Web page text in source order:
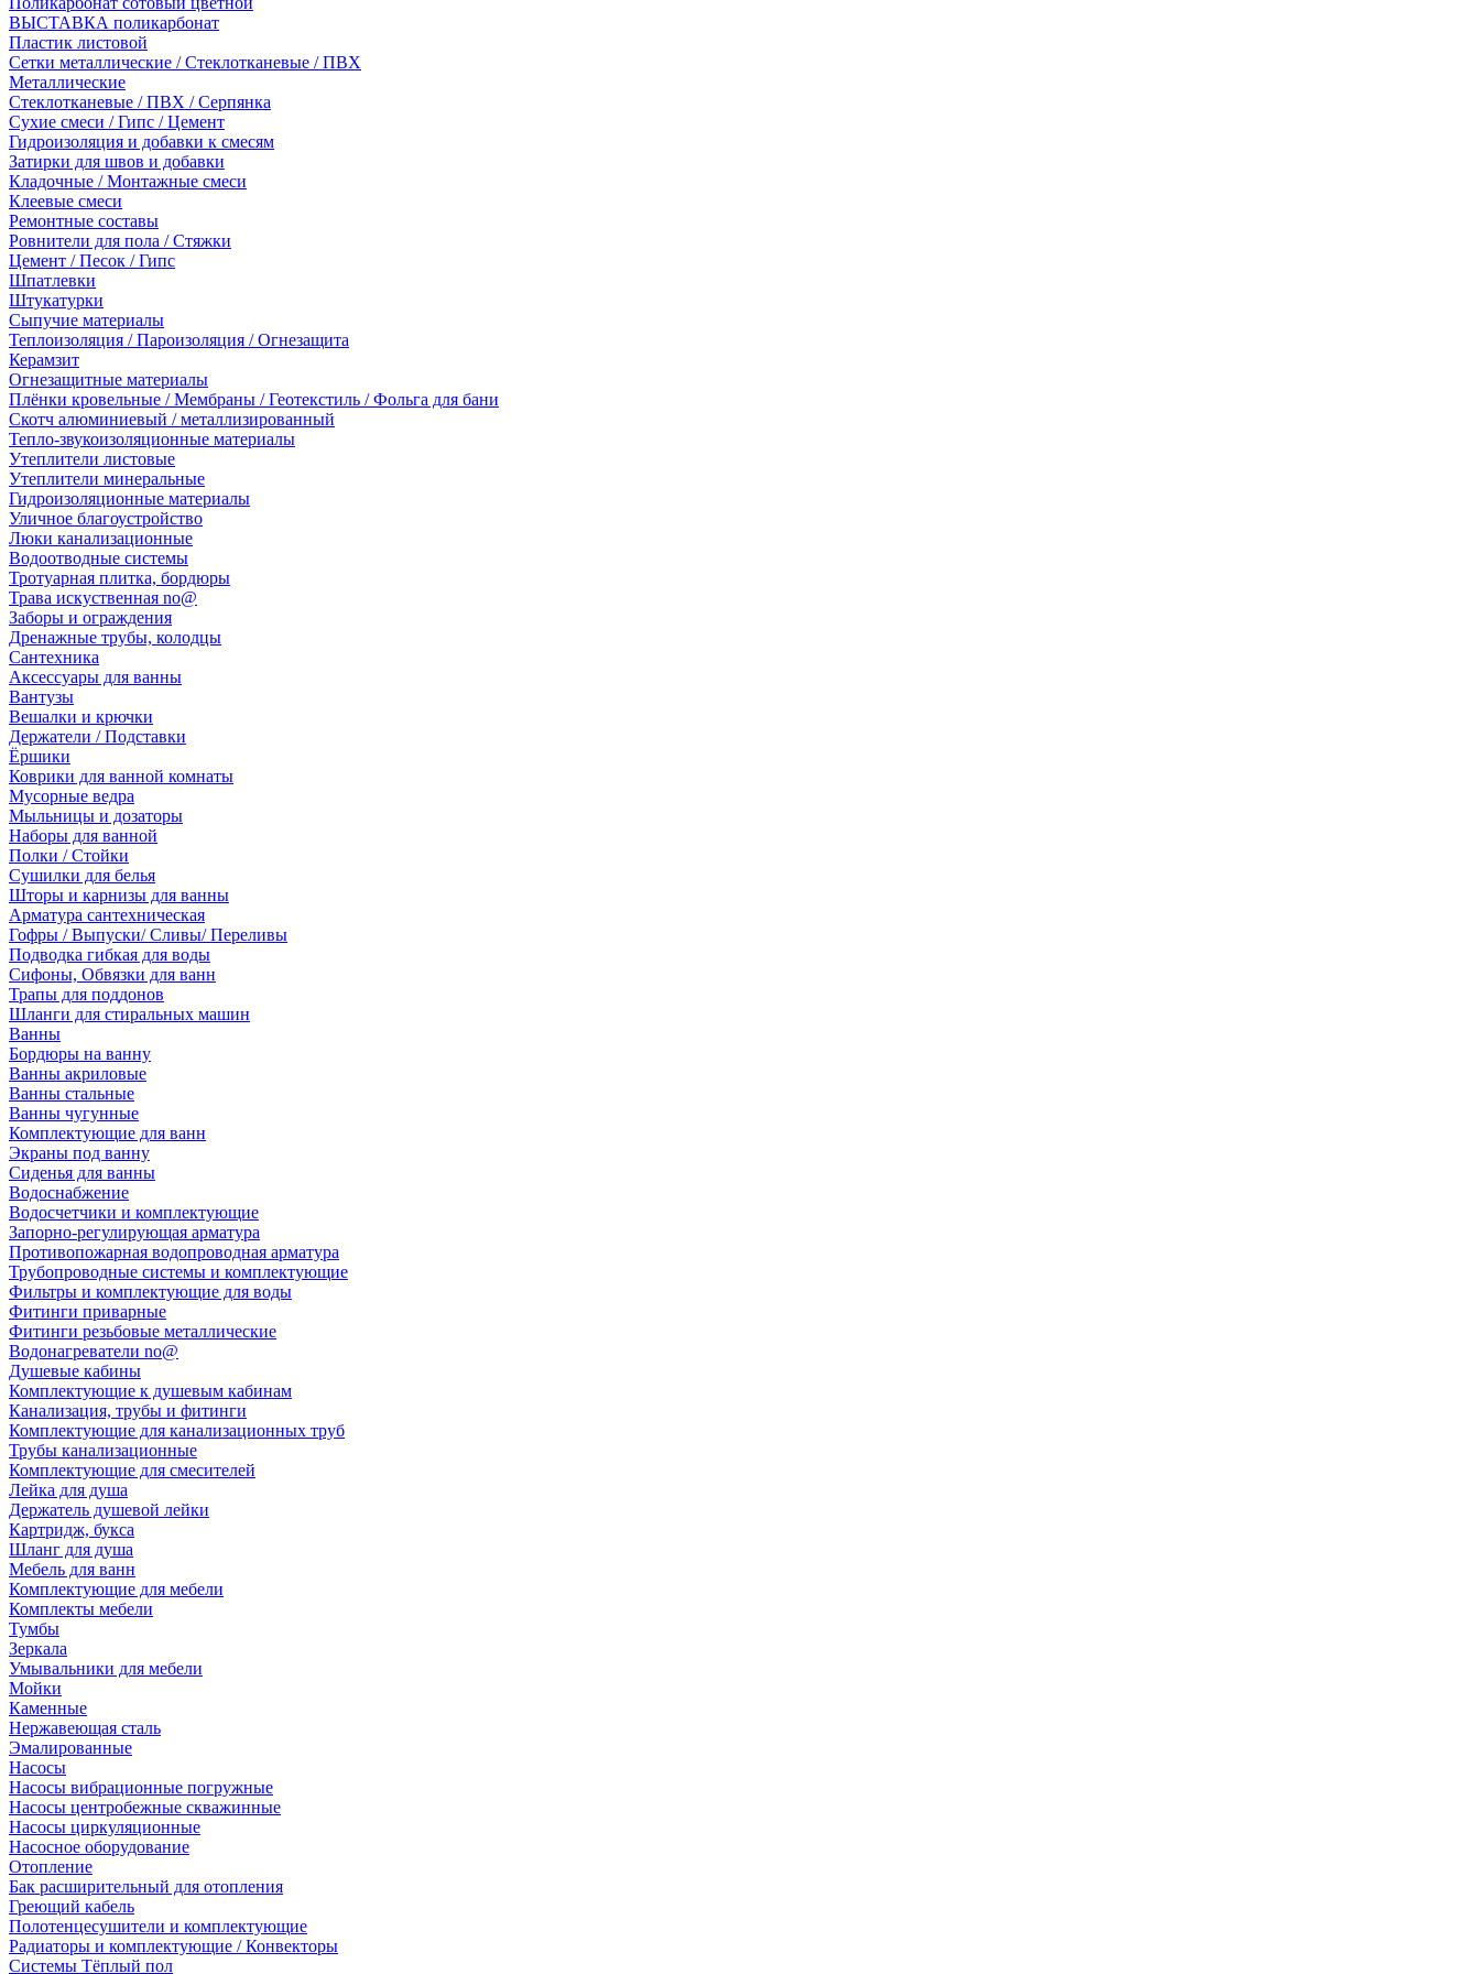
ВЫСТАВКА поликарбонат
Пластик листовой
Сетки металлические / Стеклотканевые / ПВХ
Металлические
Стеклотканевые / ПВХ / Серпянка
Сухие смеси / Гипс / Цемент
Гидроизоляция и добавки к смесям
Затирки для швов и добавки
Кладочные / Монтажные смеси
Клеевые смеси
Ремонтные составы
Ровнители для пола / Стяжки
Цемент / Песок / Гипс
Шпатлевки
Штукатурки
Сыпучие материалы
Теплоизоляция / Пароизоляция / Огнезащита
Керамзит
Огнезащитные материалы
Плёнки кровельные / Мембраны / Геотекстиль / Фольга для бани
Скотч алюминиевый / металлизированный
Тепло-звукоизоляционные материалы
Утеплители листовые
Утеплители минеральные
Гидроизоляционные материалы
Уличное благоустройство
Люки канализационные
Водоотводные системы
Тротуарная плитка, бордюры
Трава искуственная no@
Заборы и ограждения
Дренажные трубы, колодцы
Сантехника
Аксессуары для ванны
Вантузы
Вешалки и крючки
Держатели / Подставки
Ёршики
Коврики для ванной комнаты
Мусорные ведра
Мыльницы и дозаторы
Наборы для ванной
Полки / Стойки
Сушилки для белья
Шторы и карнизы для ванны
Арматура сантехническая
Гофры / Выпуски/ Сливы/ Переливы
Подводка гибкая для воды
Сифоны, Обвязки для ванн
Трапы для поддонов
Шланги для стиральных машин
Ванны
Бордюры на ванну
Ванны акриловые
Ванны стальные
Ванны чугунные
Комплектующие для ванн
Экраны под ванну
Сиденья для ванны
Водоснабжение
Водосчетчики и комплектующие
Запорно-регулирующая арматура
Противопожарная водопроводная арматура
Трубопроводные системы и комплектующие
Фильтры и комплектующие для воды
Фитинги приварные
Фитинги резьбовые металлические
Водонагреватели no@
Душевые кабины
Комплектующие к душевым кабинам
Канализация, трубы и фитинги
Комплектующие для канализационных труб
Трубы канализационные
Комплектующие для смесителей
Лейка для душа
Держатель душевой лейки
Картридж, букса
Шланг для душа
Мебель для ванн
Комплектующие для мебели
Комплекты мебели
Тумбы
Зеркала
Умывальники для мебели
Мойки
Каменные
Нержавеющая сталь
Эмалированные
Насосы
Насосы вибрационные погружные
Насосы центробежные скважинные
Насосы циркуляционные
Насосное оборудование
Отопление
Бак расширительный для отопления
Греющий кабель
Полотенцесушители и комплектующие
Радиаторы и комплектующие / Конвекторы
Системы Тёплый пол